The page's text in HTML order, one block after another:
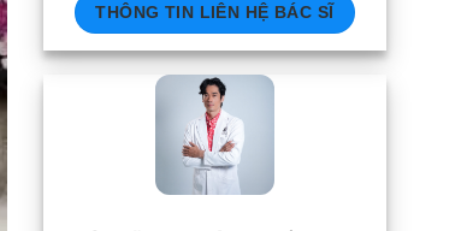
THÔNG TIN LIÊN HỆ BÁC SĨ